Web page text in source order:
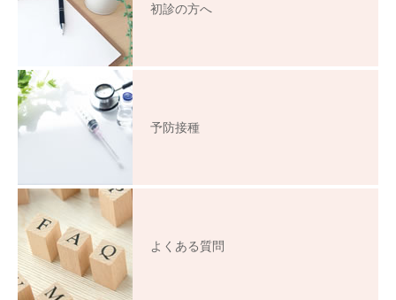
初診の方へ
予防接種
よくある質問